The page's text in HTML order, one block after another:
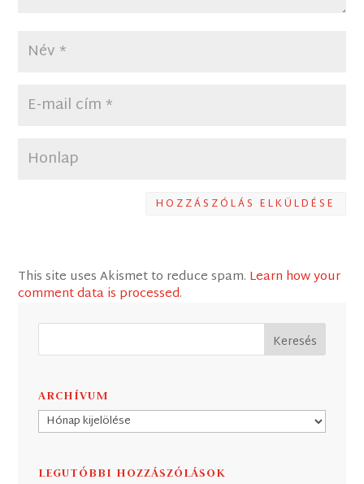
HOZZÁSZÓLÁS ELKÜLDÉSE
This site uses Akismet to reduce spam. Learn how your
comment data is processed.
ARCHÍVUM
Archívum
LEGUTÓBBI HOZZÁSZÓLÁSOK